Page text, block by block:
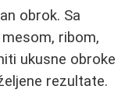
obrok. Sa
ribom,
ukusne obroke
rezultate.